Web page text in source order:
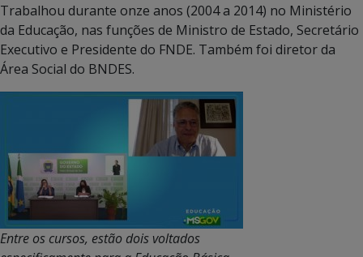
Trabalhou durante onze anos (2004 a 2014) no Ministério
da Educação, nas funções de Ministro de Estado, Secretário
Executivo e Presidente do FNDE. Também foi diretor da
Área Social do BNDES.
Entre os cursos, estão dois voltados